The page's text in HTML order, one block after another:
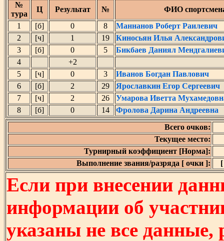
№
тура
Ц Результат №
ФИО
1
[б] 0 8
Маннанов Роберт Раилевич
2
[ч] 1 19
Киносьян Илья
3
[б] 0 5
Бикбаев Даниял
4
+2
5
[ч] 0 3
Иванов Богдан Павлович
6
[б] 2 29
Ярославкин Егор Сергеевич
7
[ч] 2 26
Умарова Иветта
8
[б] 0 14
Фролова Дарина Андреевна
Всего очков:
Текущее место:
Турнирный коэффициент [Норма]:
Выполнение звания/разряда [ очки ]:
Если при внесении
информации об
указаны не все